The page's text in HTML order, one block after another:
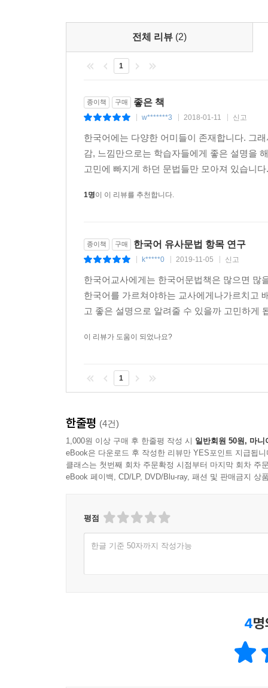
없다 , -을 리(가) 없다 , -을 리(가) 만무하다
5.2 경험 표현
: -어 보다 , -은 적이 있다/없다
: -을 수 있다/없다 , -을 줄 알다/모르다
5.4 당연 표현
5.5 메모·표어 표현
: -기 , -음 , -을 것
5.6 반발 및 불만의 인용 표현
: -냐니(요) , -냐고(요) , -냐니까(요) , -냐면서(요
: -네(요) , -는군요 , -는구나
5.8 부담 제거 표현
5.9 상태 지속 표현
: -어 두다 , -어 놓다 , -어 있다, -고 있다
5.10 성취 표현
5.12 안타까움 표현
: -고 말다 , -어 버리다
: -거든(요) , -잖아(요) , -더라고(요) , -는답니다
5.14 의도 및 계획 표현
: -겠- , -을게(요) , -을래(요) , -을 것이다 , -고자 하
5.15 의무 표현
: -읍시다 , -을까(요) , -을래(요) , -지(요) , -지그래(
5.17 진행 표현
: -고 있다 , -는 중이다
전체 리뷰 (2)
1
종이책 구매 좋은 책
w*******3 2018-01-11 신고
한국어에는 다양한 어미들이 존재합니다. 그
감, 느낌만으로는 학습자들에게 좋은 설명을
고민에 빠지게 하던 문법들만 모아져 있습니
1명이 이 리뷰를 추천합니다.
종이책 구매 한국어 유사문법 항목 연구
k*****0 2019-11-05 신고
한국어교사에게는 한국어문법책은 많으면 많
한국어를 가르쳐야하는 교사에게나가르치고
고 좋은 설명으로 알려줄 수 있을까 고민하게
이 리뷰가 도움이 되었나요?
1
한줄평 (4건)
1,000원 이상 구매 후 한줄평 작성 시 일반회원 50원, 마니
eBook은 다운로드 후 작성한 리뷰만 YES포인트 지급됩니
클래스는 첫번째 회차 주문확정 시점부터 마지막 회차 주
eBook 페이백, CD/LP, DVD/Blu-ray, 패션 및 판매금지 상
평점
한글 기준 50자까지 작성가능
4